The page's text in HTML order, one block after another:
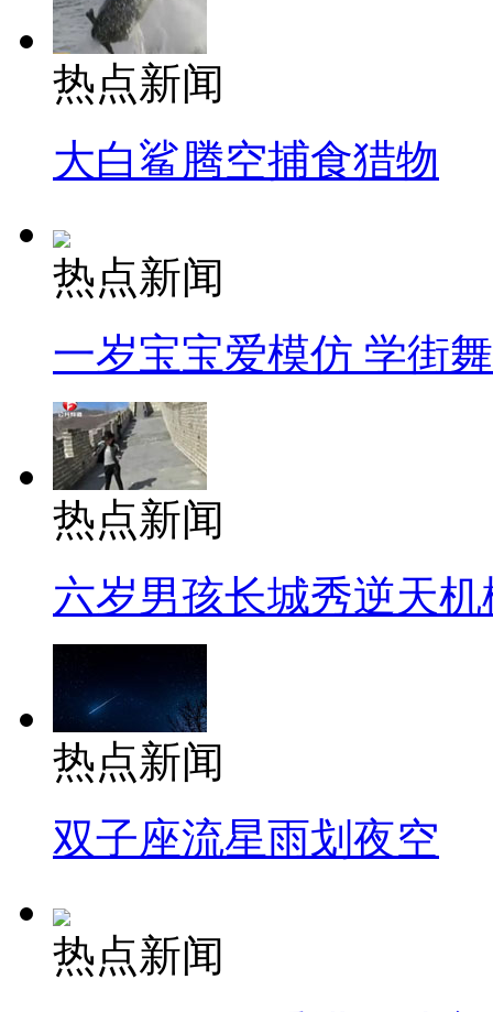
热点新闻
大白鲨腾空捕食猎物
热点新闻
一岁宝宝爱模仿 学街
热点新闻
六岁男孩长城秀逆天机
热点新闻
双子座流星雨划夜空
热点新闻